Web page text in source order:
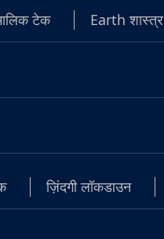
टेक Earth शास्त्र
ज़िंदगी लॉकडाउन